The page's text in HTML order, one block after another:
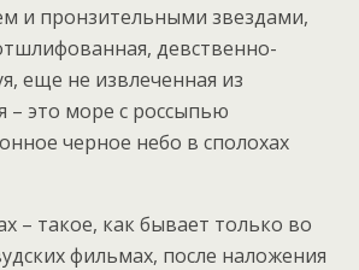
и пронзительными звездами,
девственно-
еще не извлеченная из
– это море с россыпью
черное небо в сполохах
– такое, как бывает только во
фильмах, после наложения